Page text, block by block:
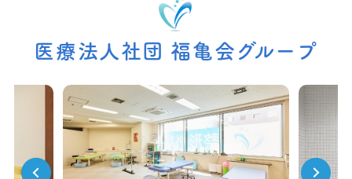
医療法人社団 福亀会グループ